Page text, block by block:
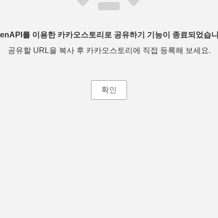
를 이용한 카카오스토리로 공유하기 기능이 종료되었습
공유할 URL을 복사 후 카카오스토리에 직접 등록해 보세요.
확인